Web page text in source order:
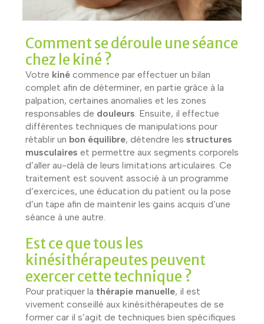
Comment se déroule une séance
chez le kiné ?
Votre kiné commence par effectuer un bilan
complet afin de déterminer, en partie grâce à la
palpation, certaines anomalies et les zones
responsables de douleurs. Ensuite, il effectue
différentes techniques de manipulations pour
rétablir un bon équilibre, détendre les structures
musculaires et permettre aux segments corporels
d’aller au-delà de leurs limitations articulaires. Ce
traitement est souvent associé à un programme
d’exercices, une éducation du patient ou la pose
d’un tape afin de maintenir les gains acquis d’une
séance à une autre.
Est ce que tous les
kinésithérapeutes peuvent
exercer cette technique ?
Pour pratiquer la thérapie manuelle, il est
vivement conseillé aux kinésithérapeutes de se
former car il s’agit de techniques bien spécifiques